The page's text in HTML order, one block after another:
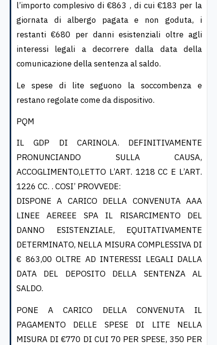
l’importo complesivo di €863 , di cui €183 per la
giornata di albergo pagata e non goduta, i
restanti €680 per danni esistenziali oltre agli
interessi legali a decorrere dalla data della
comunicazione della sentenza al saldo.
Le spese di lite seguono la soccombenza e
restano regolate come da dispositivo.
PQM
IL GDP DI CARINOLA. DEFINITIVAMENTE
PRONUNCIANDO SULLA CAUSA,
ACCOGLIMENTO,LETTO L’ART. 1218 CC E L’ART.
1226 CC. . COSI’ PROVVEDE:
DISPONE A CARICO DELLA CONVENUTA AAA
LINEE AEREEE SPA IL RISARCIMENTO DEL
DANNO ESISTENZIALE, EQUITATIVAMENTE
DETERMINATO, NELLA MISURA COMPLESSIVA DI
€ 863,00 OLTRE AD INTERESSI LEGALI DALLA
DATA DEL DEPOSITO DELLA SENTENZA AL
SALDO.
PONE A CARICO DELLA CONVENUTA IL
PAGAMENTO DELLE SPESE DI LITE NELLA
MISURA DI €770 DI CUI 70 PER SPESE, 350 PER